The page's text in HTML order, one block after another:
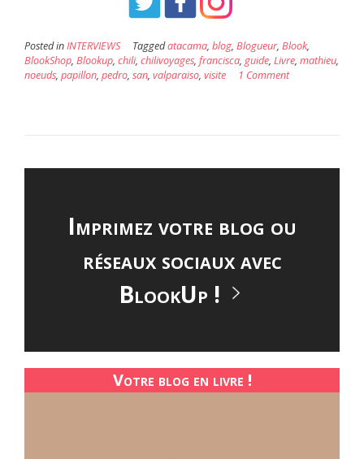
Posted inINTERVIEWS Taggedatacama, blog, Blogueur, Blook,
BlookShop, Blookup, chili, chilivoyages, francisca, guide, Livre, mathieu,
noeuds, papillon, pedro, san, valparaiso, visite 1 Comment
Imprimez votre blog ou
réseaux sociaux avec
BlookUp !
Votre blog en livre !